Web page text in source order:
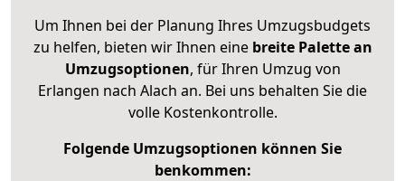
Um Ihnen bei der Planung Ihres Umzugsbudgets
zu helfen, bieten wir Ihnen eine breite Palette an
Umzugsoptionen, für Ihren Umzug von
Erlangen nach Alach an. Bei uns behalten Sie die
volle Kostenkontrolle.
Folgende Umzugsoptionen können Sie
benkommen: